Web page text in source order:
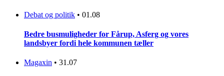
Debat og politik • 01.08
Bedre busmuligheder for Fårup, Asferg og vores
landsbyer fordi hele kommunen tæller
Magaxin • 31.07